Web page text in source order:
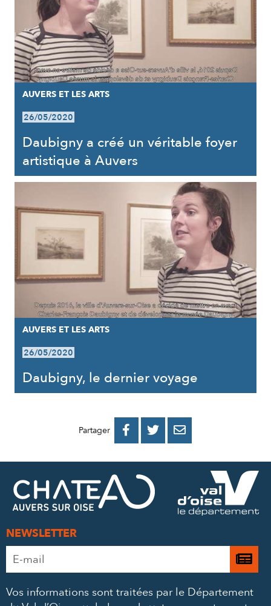
AUVERS ET LES ARTS
26/05/2020
Daubigny a créé un véritable foyer
artistique à Auvers
AUVERS ET LES ARTS
26/05/2020
Daubigny, le dernier voyage
Partager 
PARTAGER
FACEBOOK
PARTAGER
PARTAGER
MAIL
NEWSLETTER
Adresse
e-
*
Je
à
Vos informations sont traitées par le Département